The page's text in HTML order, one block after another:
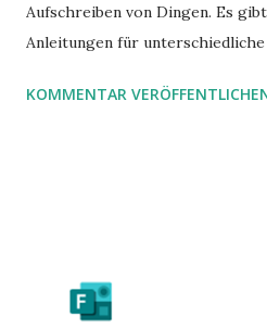
Aufschreiben von Dingen. Es
Anleitungen für
KOMMENTAR